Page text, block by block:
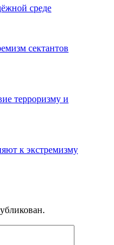
среде
сектантов
терроризму и
к экстремизму